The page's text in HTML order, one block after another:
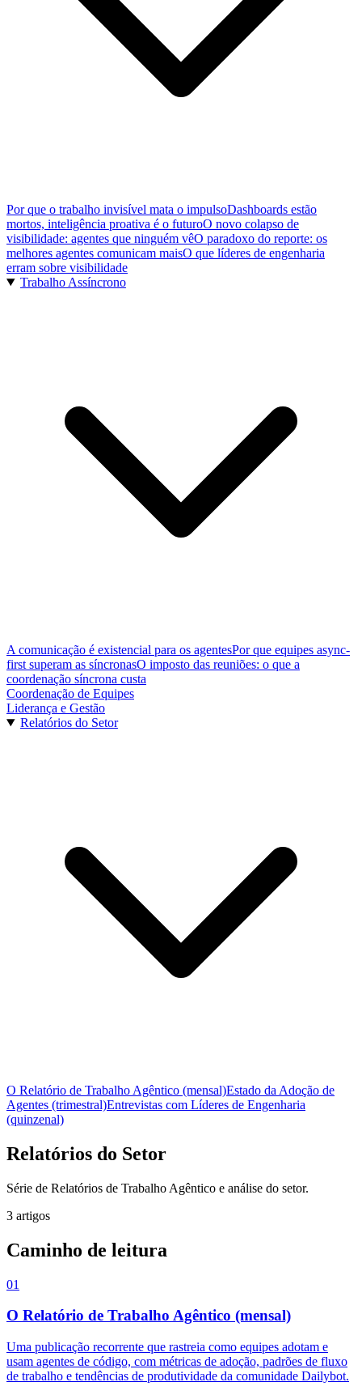
Por que o trabalho invisível mata o impulsoDashboards estão
mortos, inteligência proativa é o futuroO novo colapso de
visibilidade: agentes que ninguém vêO paradoxo do reporte: os
melhores agentes comunicam maisO que líderes de engenharia
erram sobre visibilidade
Trabalho Assíncrono
A comunicação é existencial para os agentesPor que equipes async-
first superam as síncronasO imposto das reuniões: o que a
coordenação síncrona custa
Coordenação de Equipes
Liderança e Gestão
Relatórios do Setor
O Relatório de Trabalho Agêntico (mensal)Estado da Adoção de
Agentes (trimestral)Entrevistas com Líderes de Engenharia
(quinzenal)
Relatórios do Setor
Série de Relatórios de Trabalho Agêntico e análise do setor.
3 artigos
Caminho de leitura
01
O Relatório de Trabalho Agêntico (mensal)
Uma publicação recorrente que rastreia como equipes adotam e
usam agentes de código, com métricas de adoção, padrões de fluxo
de trabalho e tendências de produtividade da comunidade Dailybot.